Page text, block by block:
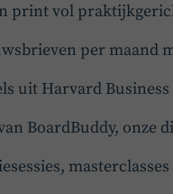
print vol
per maand
uit Harvard Business
BoardBuddy, onze